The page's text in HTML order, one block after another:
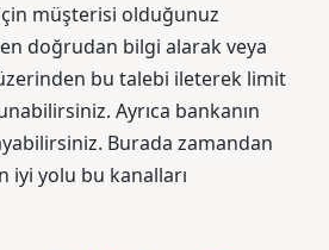
müşterisi olduğunuz
doğrudan bilgi alarak veya
bu talebi ileterek limit
Ayrıca bankanın
Burada zamandan
yolu bu kanalları